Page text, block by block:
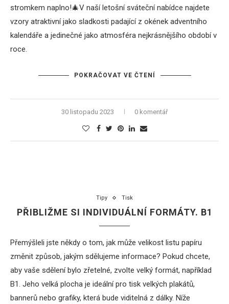
stromkem naplno!🎄V naší letošní sváteční nabídce najdete
vzory atraktivní jako sladkosti padající z okének adventního
kalendáře a jedinečné jako atmosféra nejkrásnějšího období v
roce.
POKRAČOVAT VE ČTENÍ
30 listopadu 2023 0 komentář
Tipy Tisk
PŘIBLIŽME SI INDIVIDUÁLNÍ FORMÁTY. B1
Přemýšleli jste někdy o tom, jak může velikost listu papíru
změnit způsob, jakým sdělujeme informace? Pokud chcete,
aby vaše sdělení bylo zřetelné, zvolte velký formát, například
B1. Jeho velká plocha je ideální pro tisk velkých plakátů,
bannerů nebo grafiky, která bude viditelná z dálky. Níže